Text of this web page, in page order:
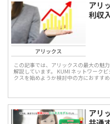
アリックス
アリ
利収
この記事では、アリックスの最大の魅
解説しています。 KUMI ネットワーク
クスを始めようか検討中の方におすす
アリ